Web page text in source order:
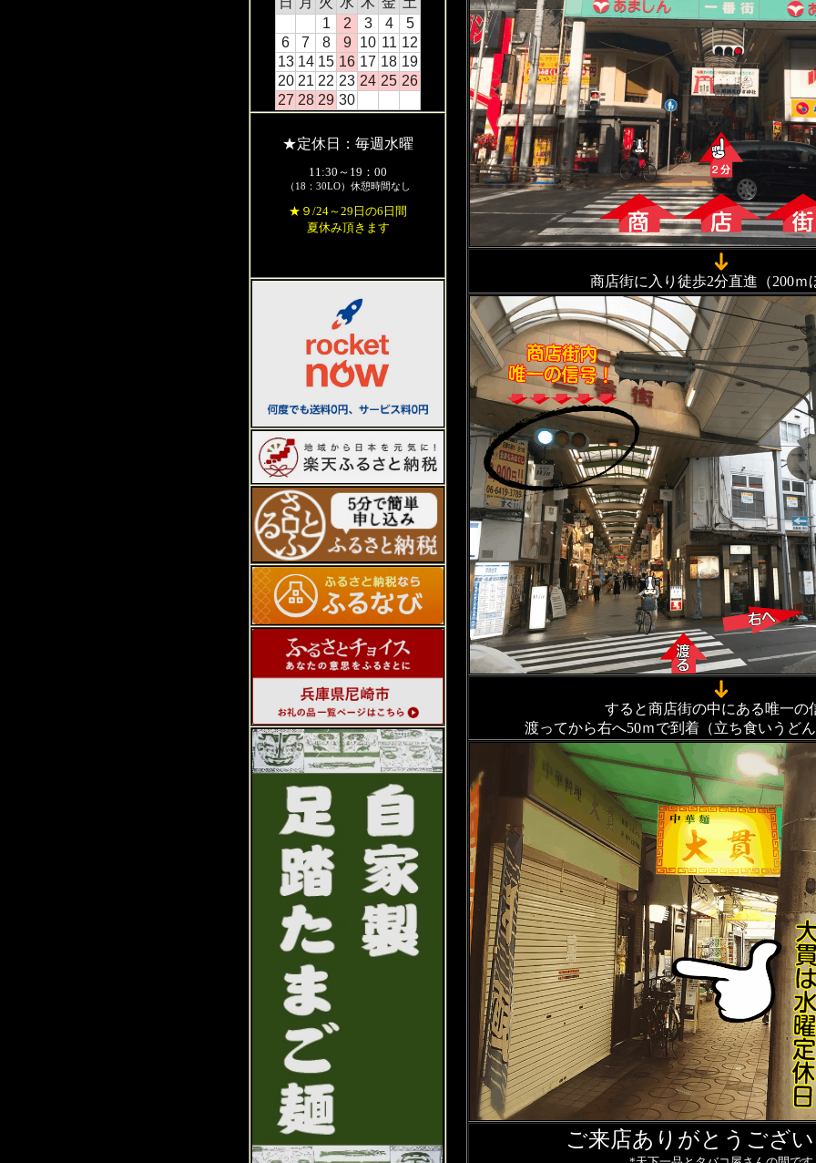
商店街に入り徒歩2分直進（200ｍ
すると商店街の中にある唯一の
渡ってから右へ50ｍで到着（立ち食いうど
ご来店ありがとうござ
1
2 3 4
5
6
7 8 9 10 11 12
13 14 15 16 17 18 19
20 21 22 23 24 25 26
27 28 29 30
★定休日：毎週水曜
11:30～19：00
（18：30LO）休憩時間なし
★９/24～29日の6日間
夏休み頂きます